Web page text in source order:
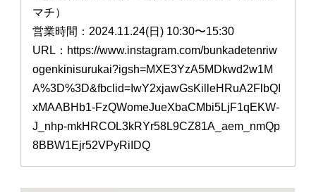
マチ）
営業時間：2024.11.24(日) 10:30〜15:30
URL：https://www.instagram.com/bunkadetenriw
ogenkinisurukai?igsh=MXE3YzA5MDkwd2w1M
A%3D%3D&fbclid=IwY2xjawGsKilleHRuA2FlbQI
xMAABHb1-FzQWomeJueXbaCMbi5LjF1qEKW-
J_nhp-mkHRCOL3kRYr58L9CZ81A_aem_nmQp
8BBW1Ejr52VPyRiIDQ